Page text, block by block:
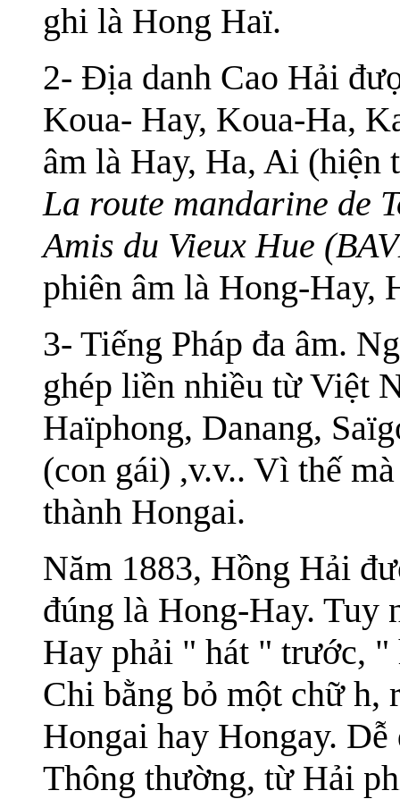
ghi là Hong Haï.
2- Địa danh Cao Hải
Koua- Hay, Koua-Ha,
âm là Hay, Ha, Ai (hiện
La route mandarine de
Amis du Vieux Hue
phiên âm là Hong-Hay,
3- Tiếng Pháp đa âm.
ghép liền nhiều từ Việt
Haïphong, Danang,
(con gái) ,v.v.. Vì thế
thành Hongai.
Năm 1883, Hồng Hải
đúng là Hong-Hay. Tuy
Hay phải " hát " trước, "
Chi bằng bỏ một chữ h,
Hongai hay Hongay.
Thông thường, từ Hải